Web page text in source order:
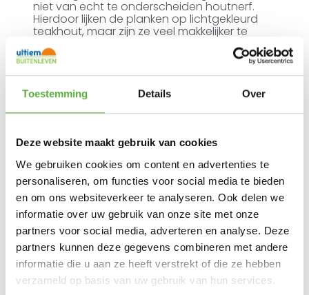
Toestemming Details Over
Deze website maakt gebruik van cookies
We gebruiken cookies om content en advertenties te
personaliseren, om functies voor social media te bieden
en om ons websiteverkeer te analyseren. Ook delen we
informatie over uw gebruik van onze site met onze
partners voor social media, adverteren en analyse. Deze
partners kunnen deze gegevens combineren met andere
informatie die u aan ze heeft verstrekt of die ze hebben
verzameld op basis van uw gebruik van hun services.
niet van echt te onderscheiden houtnerf.
Hierdoor lijken de planken op lichtgekleurd
teakhout, maar zijn ze veel makkelijker te
onderhouden!
U kunt het tafelblad eenvoudig afnemen
met een sopje en een zachte doek en verder
vergt de Edison tafel geen onderhoud.
De ronde vorm van de Edison tuintafel geeft
dat deze tuin tafel eindeloos te combineren
Ultiem Buitenleven prijs:
€449,00
6 op voorraad
In winkelmand